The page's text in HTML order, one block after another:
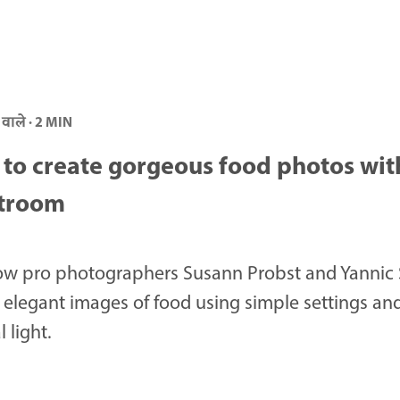
· 2 MIN
create gorgeous food photos
pro photographers Susann Probst and Yannic
images of food using simple settings
light.